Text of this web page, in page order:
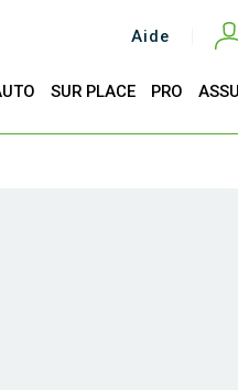
Aide
Total
SUR PLACE PRO